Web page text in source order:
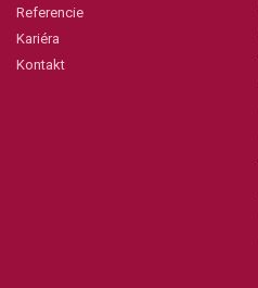
Referencie
Kariéra
Kontakt